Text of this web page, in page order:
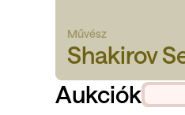
Művész
Shakirov
Aukciók